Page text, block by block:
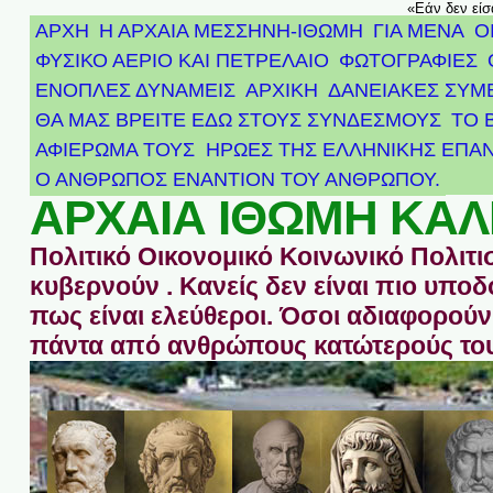
«Εάν δεν
ΑΡΧΗ Η ΑΡΧΑΙΑ ΜΕΣΣΗΝΗ-ΙΘΩΜΗ ΓΙΑ ΜΕΝΑ
ΦΥΣΙΚΟ ΑΕΡΙΟ ΚΑΙ ΠΕΤΡΕΛΑΙΟ ΦΩΤΟΓΡΑΦΙΕΣ
ΕΝΟΠΛΕΣ ΔΥΝΑΜΕΙΣ ΑΡΧΙΚΉ ΔΑΝΕΙΑΚΕΣ
ΘΑ ΜΑΣ ΒΡΕΙΤΕ ΕΔΩ ΣΤΟΥΣ ΣΥΝΔΕΣΜΟΥΣ ΤΟ
ΑΦΙΈΡΩΜΑ ΤΟΥΣ ΉΡΩΕΣ ΤΗΣ ΕΛΛΗΝΙΚΉΣ
Ο ΑΝΘΡΩΠΟΣ ΕΝΑΝΤΙΟΝ ΤΟΥ ΑΝΘΡΩΠΟΥ.
ΑΡΧΑΙΑ ΙΘΩΜΗ
Πολιτικό Οικονομικό Κοινωνικό
κυβερνούν . Κανείς δεν είναι πιο
πως είναι ελεύθεροι. Όσοι αδιαφορούν
πάντα από ανθρώπους κατώτερούς